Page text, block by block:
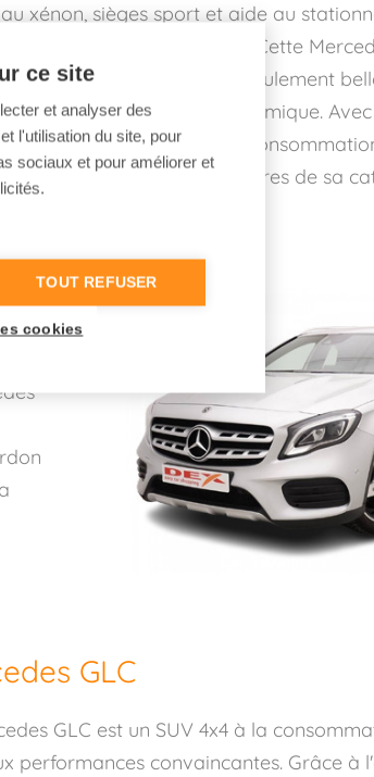
xénon, sièges sport et aide au
a beaucoup à offrir. Cette
profilée n'est pas seulement
manière très fluide et économique.
104g/km et une très faible
CLA fait partie des meilleures de sa
GLC
GLC est un SUV 4x4 à la
performances convaincantes. Grâce à
ce site
et analyser des
l'utilisation du site, pour
sociaux et pour améliorer et
TOUT REFUSER
cookies